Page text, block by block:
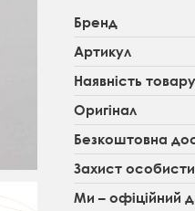
Бренд
Артикул
Наявність
Оригінал
Безкоштовна
Захист
Ми – офіційний